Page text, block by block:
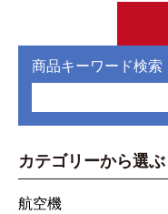
商品キーワード検索
カテゴリーから選ぶ
航空機